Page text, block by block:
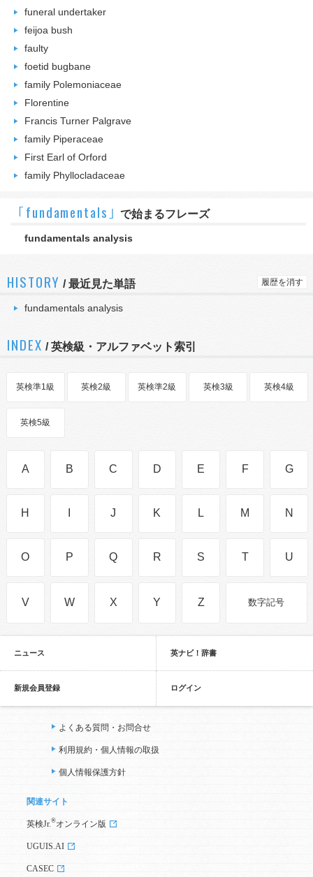
funeral undertaker
feijoa bush
faulty
foetid bugbane
family Polemoniaceae
Florentine
Francis Turner Palgrave
family Piperaceae
First Earl of Orford
family Phyllocladaceae
｢fundamentals｣ で始まるフレーズ
fundamentals analysis
HISTORY /最近見た単語 履歴を消す
fundamentals analysis
INDEX / 英検級・アルファベット索引
英検準1級 英検2級 英検準2級 英検3級 英検4級
英検5級
A B C D E F G
H J K L M N
O P Q R S T U
V W X Y Z 数字記号
ニュース 英ナビ！辞書
新規会員登録 ログイン
よくある質問・お問合せ
利用規約・個人情報の取扱
個人情報保護方針
関連サイト
英検Jr. ®オンライン版
UGUIS.AI
CASEC